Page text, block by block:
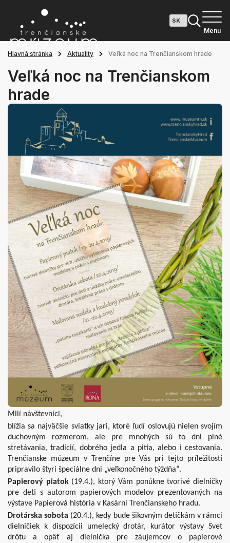
Menu
Hlavná stránka Aktuality Veľká noc na Trenčianskom hrade
Veľká noc na Trenčianskom
hrade
Milí návštevníci,
blížia sa najväčšie sviatky jari, ktoré ľudí oslovujú nielen svojím
duchovným rozmerom, ale pre mnohých sú to dni plné
stretávania, tradícií, dobrého jedla a pitia, alebo i cestovania.
Trenčianske múzeum v Trenčíne pre Vás pri tejto príležitosti
pripravilo štyri špeciálne dni „veľkonočného týždňa“.
Papierový piatok(19.4.), ktorý Vám ponúkne tvorivé dielničky
pre deti s autorom papierových modelov prezentovaných na
výstave Papierová história v Kasárni Trenčianskeho hradu.
Drotárska sobota (20.4.), kedy bude šikovným detičkám v rámci
dielničiek k dispozícii umelecký drotár, kurátor výstavy Svet
drôtu a opäť aj dielnička pre záujemcov o papierové